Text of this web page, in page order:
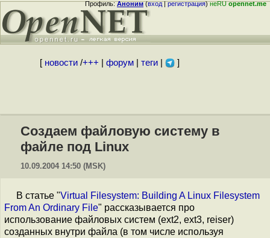
Профиль:Аноним(вход|регистрация)неRUopennet.me
[ новости/+++ форум| теги| ]
Создаем файловую систему в
файле под Linux
10.09.2004 14:50 (MSK)
В статье "Virtual Filesystem: Building A Linux Filesystem
From An Ordinary File" рассказывается про
использование файловых систем (ext2, ext3, reiser)
созданных внутри файла (в том числе используя